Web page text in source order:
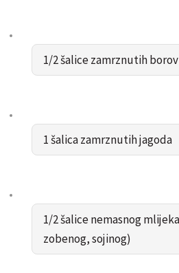
1/2 šalice zamrznutih
1 šalica zamrznutih jagoda
1/2 šalice nemasnog
zobenog, sojinog)